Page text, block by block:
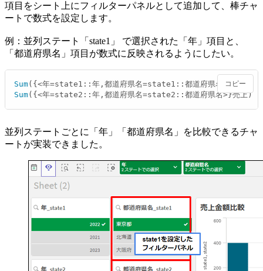
項目をシート上にフィルターパネルとして追加して、棒チャ
ートで数式を設定します。
例：並列ステート「state1」 で選択された「年」項目と、
「都道府県名」項目が数式に反映されるようにしたい。
Sum
Sum({<年=state2::年,都道府県名=state2::都道府県名>}売上)
コピー
並列ステートごとに「年」「都道府県名」を比較できるチャ
ートが実装できました。